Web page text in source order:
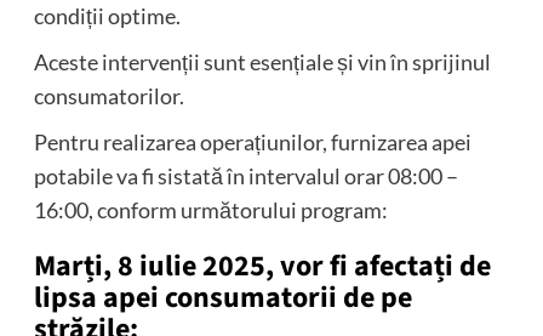
condiții optime.
Aceste intervenții sunt esențiale și vin în sprijinul
consumatorilor.
Pentru realizarea operațiunilor, furnizarea apei
potabile va fi sistată în intervalul orar 08:00 –
16:00, conform următorului program:
Marți, 8 iulie 2025, vor fi afectați de
lipsa apei consumatorii de pe